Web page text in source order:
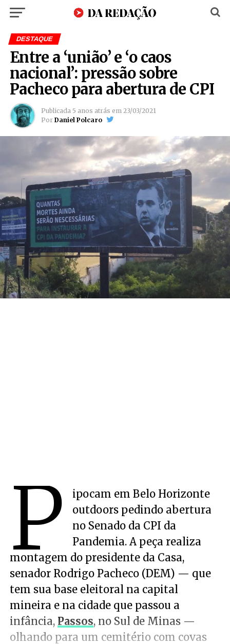
DESTAQUE
Entre a ‘união’ e ‘o caos
nacional’: pressão sobre
Pacheco para abertura de CPI
Publicada 5 anos atrás em 23/03/2021
Por Daniel Polcaro
P
ipocam em Belo Horizonte
outdoors pedindo abertura
no Senado da CPI da
Pandemia. A peça realiza
montagem do presidente da Casa,
senador Rodrigo Pacheco (DEM) — que
tem sua base eleitoral na capital
mineira e na cidade que passou a
infância, Passos, no Sul de Minas —
olhando para um cemitério com covas